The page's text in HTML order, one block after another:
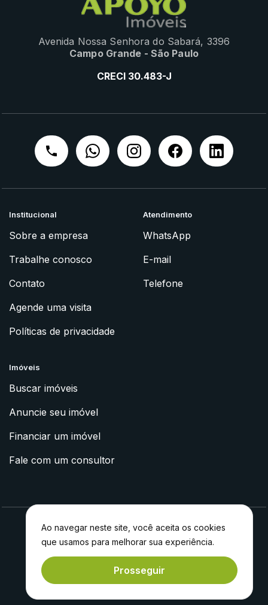
Avenida Nossa Senhora do Sabará, 3396
Campo Grande - São Paulo
CRECI 30.483-J
Institucional
Sobre a empresa
Trabalhe conosco
Contato
Agende uma visita
Políticas de privacidade
Atendimento
WhatsApp
E-mail
Telefone
Imóveis
Buscar imóveis
Anuncie seu imóvel
Financiar um imóvel
Fale com um consultor
2023 © Apoyo Imóveis
porExperiment®
Ao navegar neste site, você aceita os cookies
que usamos para melhorar sua experiência.
Prosseguir